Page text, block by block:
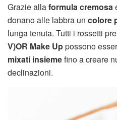
Grazie allaformula cremosa
donano alle labbra un colore
lunga tenuta. Tutti i rossetti
V)OR Make Uppossono
mixati insiemefino a creare
declinazioni.